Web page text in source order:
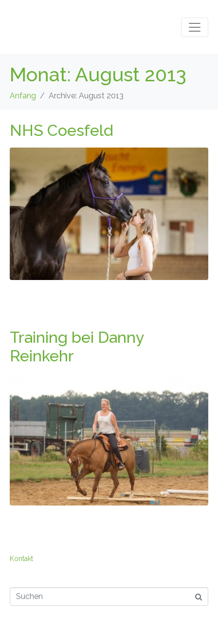
Monat: August 2013
Anfang Archive: August 2013
NHS Coesfeld
Training bei Danny
Reinkehr
Kontakt